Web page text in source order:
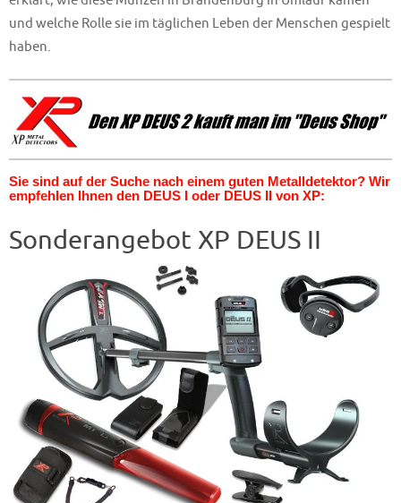
und welche Rolle sie im täglichen Leben der Menschen gespielt
haben.
Sie sind auf der Suche nach einem guten Metalldetektor? Wir
empfehlen Ihnen den DEUS I oder DEUS II von XP:
Sonderangebot XP DEUS II